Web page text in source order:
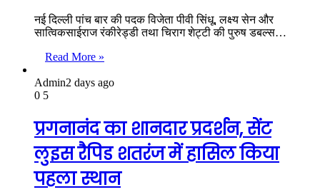
नई दिल्ली पांच बार की पदक विजेता पीवी सिंधू, लक्ष्य सेन और
सात्विकसाईराज रंकीरेड्डी तथा चिराग शेट्टी की पुरुष डबल्स…
Read More »
Admin2 days ago
0 5
प्रगनानंद का शानदार प्रदर्शन, सेंट
लुइस रैपिड शतरंज में हासिल किया
पहला स्थान